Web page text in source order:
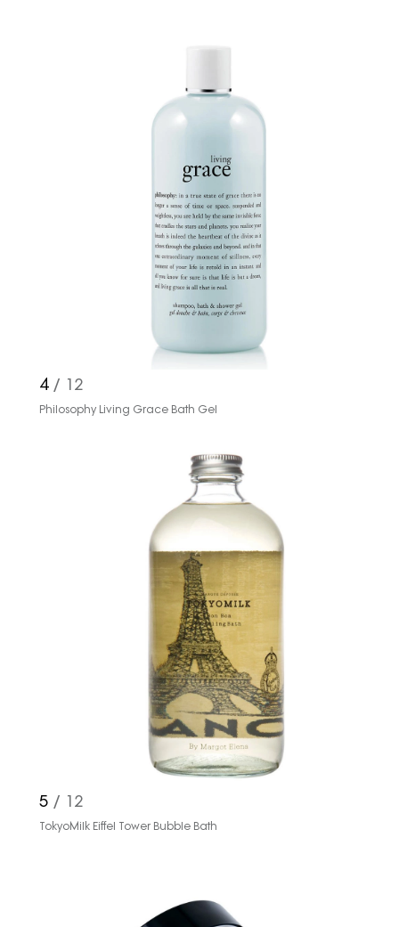
Haftalık E-Bülten
Moda dünyasında neler oluyor? Yeni
fikirler, öne çıkan koleksiyonlar, en
vogue trendler, ünlülerden güzelllik
sırları ve en popüler partilerden
4/ 12
Philosophy Living Grace Bath Gel
5 / 12
TokyoMilk Eiffel Tower Bubble Bath